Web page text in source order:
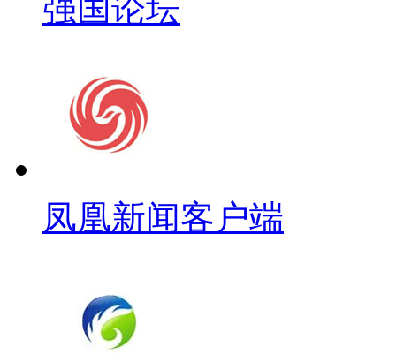
强国论坛
凤凰新闻客户端